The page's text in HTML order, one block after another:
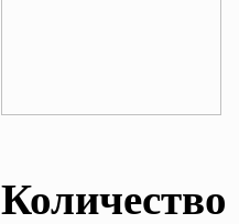
Количество